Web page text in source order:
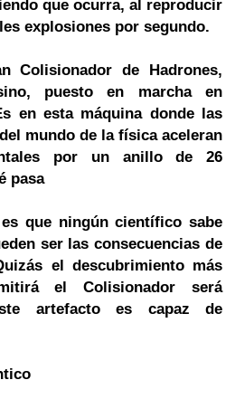
que ocurra, al reproducir
explosiones por segundo.
Colisionador de Hadrones,
puesto en marcha en
en esta máquina donde las
mundo de la física aceleran
por un anillo de 26
pasa
que ningún científico sabe
ser las consecuencias de
el descubrimiento más
el Colisionador será
artefacto es capaz de